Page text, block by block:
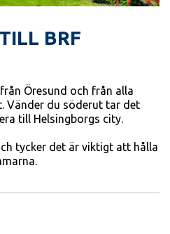
BRF
Öresund och från alla
Vänder du söderut tar det
till Helsingborgs city.
tycker det är viktigt att hålla